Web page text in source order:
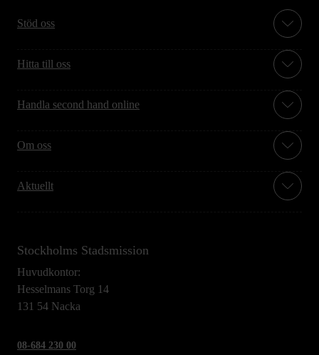
Stöd oss
Hitta till oss
Handla second hand online
Om oss
Aktuellt
Stockholms Stadsmission
Huvudkontor:
Hesselmans Torg 14
131 54 Nacka
08-684 230 00